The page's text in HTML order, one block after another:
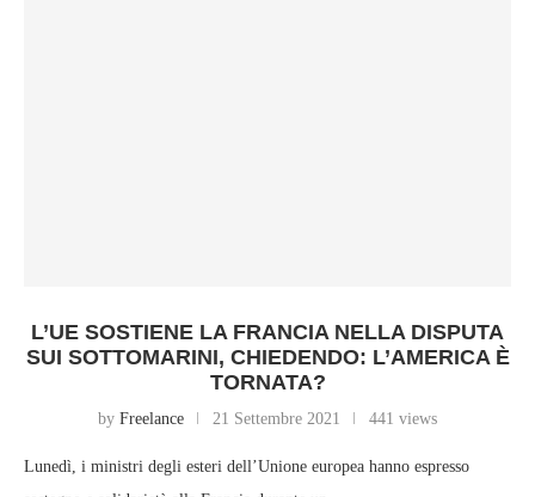
L’UE SOSTIENE LA FRANCIA NELLA DISPUTA
SUI SOTTOMARINI, CHIEDENDO: L’AMERICA È
TORNATA?
by Freelance 21 Settembre 2021 441 views
Lunedì, i ministri degli esteri dell’Unione europea hanno espresso